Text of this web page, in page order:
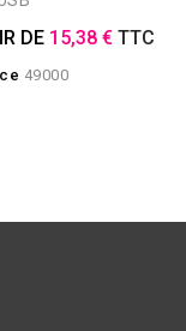
DE 15,38 € TTC
49000